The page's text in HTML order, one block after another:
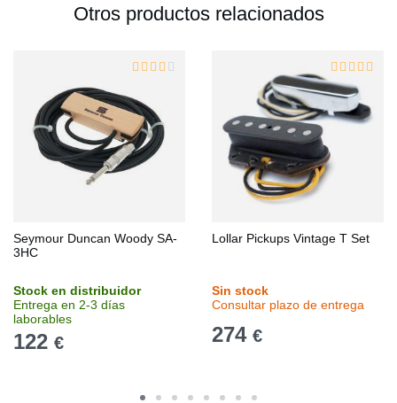
Otros productos relacionados
Seymour Duncan Woody SA-
3HC
Stock en distribuidor
Entrega en 2-3 días
laborables
122 €
Lollar Pickups Vintage T Set
Sin stock
Consultar plazo de entrega
274 €